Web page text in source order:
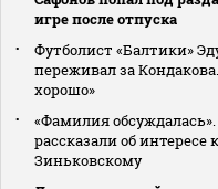
игре после отпуска
Футболист «Балтики»
переживал за
хорошо»
«Фамилия
рассказали об интересе
Зиньковскому